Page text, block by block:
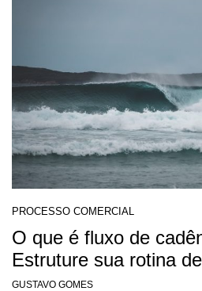
PROCESSO COMERCIAL
O que é fluxo de
Estruture sua rotina
GUSTAVO GOMES